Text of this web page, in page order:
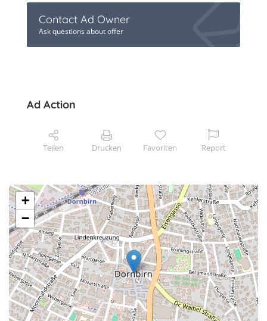
Contact Ad Owner
Ask questions about offer
Ad Action
Teilen Drucken Favoriten Report
+
−